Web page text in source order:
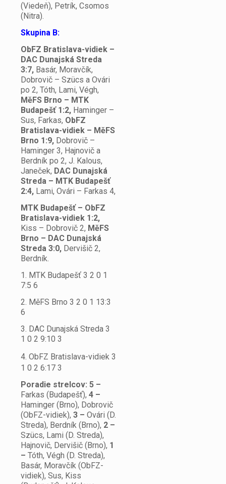
(Viedeň), Petrík, Csomos
(Nitra).
Skupina B:
ObFZ Bratislava-vidiek –
DAC Dunajská Streda
3:7, Basár, Moravčík,
Dobrovič – Szücs a Ovári
po 2, Tóth, Lami, Végh,
MěFS Brno – MTK
Budapešť 1:2, Haminger –
Sus, Farkas, ObFZ
Bratislava-vidiek – MěFS
Brno 1:9, Dobrovič –
Haminger 3, Hajnovič a
Berdník po 2, J. Kalous,
Janeček, DAC Dunajská
Streda – MTK Budapešť
2:4, Lami, Ovári – Farkas 4,
MTK Budapešť – ObFZ
Bratislava-vidiek 1:2,
Kiss – Dobrovič 2, MěFS
Brno – DAC Dunajská
Streda 3:0, Dervišič 2,
Berdník.
1. MTK Budapešť 3 2 0 1
7:5 6
2. MěFS Brno 3 2 0 1 13:3
6
3. DAC Dunajská Streda 3
1 0 2 9:10 3
4. ObFZ Bratislava-vidiek 3
1 0 2 6:17 3
Poradie strelcov: 5 –
Farkas (Budapešť), 4 –
Haminger (Brno), Dobrovič
(ObFZ-vidiek), 3 – Ovári (D.
Streda), Berdník (Brno), 2 –
Szücs, Lami (D. Streda),
Hajnovič, Dervišič (Brno), 1
– Tóth, Végh (D. Streda),
Basár, Moravčík (ObFZ-
vidiek), Sus, Kiss